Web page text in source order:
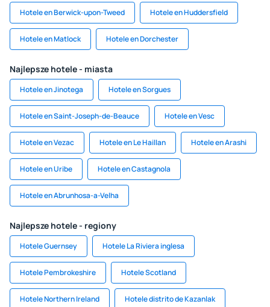
Hotele en Berwick-upon-Tweed Hotele en Huddersfield
Hotele en Matlock Hotele en Dorchester
Najlepsze hotele - miasta
Hotele en Jinotega Hotele en Sorgues
Hotele en Saint-Joseph-de-Beauce Hotele en Vesc
Hotele en Vezac Hotele en Le Haillan Hotele en Arashi
Hotele en Uribe Hotele en Castagnola
Hotele en Abrunhosa-a-Velha
Najlepsze hotele - regiony
Hotele Guernsey Hotele La Riviera inglesa
Hotele Pembrokeshire Hotele Scotland
Hotele Northern Ireland Hotele distrito de Kazanlak